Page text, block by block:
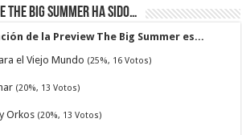
Big Summer ha sido…
de la Preview The Big Summer es...
el Viejo Mundo (25%, 16 Votos)
(20%, 13 Votos)
Orkos (20%, 13 Votos)